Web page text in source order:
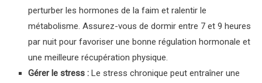
perturber les hormones de la faim et ralentir le
métabolisme. Assurez-vous de dormir entre 7 et 9 heures
par nuit pour favoriser une bonne régulation hormonale et
une meilleure récupération physique.
Gérer le stress : Le stress chronique peut entraîner une